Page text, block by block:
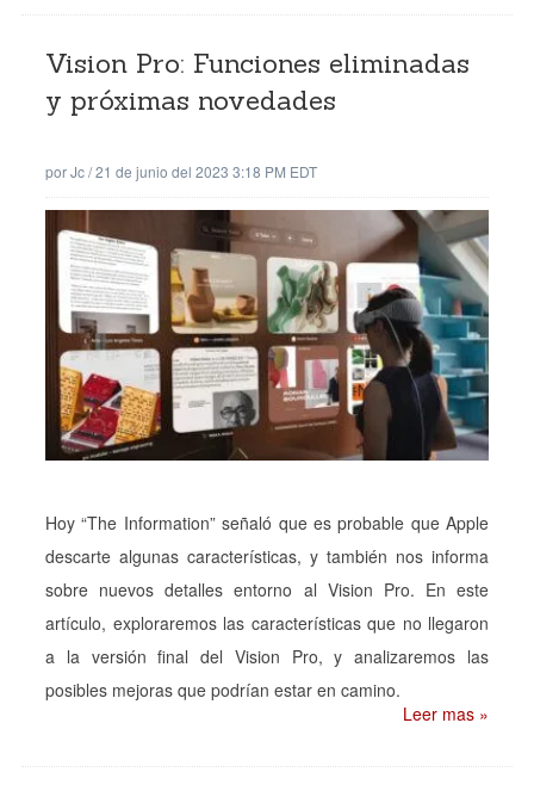
Vision Pro: Funciones eliminadas
y próximas novedades
porJc/21 de junio del 2023 3:18 PM EDT
Hoy “The Information” señaló que es probable que Apple
descarte algunas características, y también nos informa
sobre nuevos detalles entorno al Vision Pro. En este
artículo, exploraremos las características que no llegaron
a la versión final del Vision Pro, y analizaremos las
posibles mejoras que podrían estar en camino.
Leer mas »